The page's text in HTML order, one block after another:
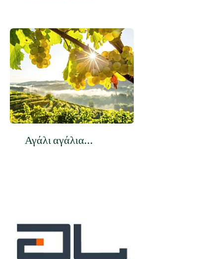
Αγάλι αγάλια…